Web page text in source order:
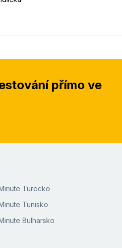
přímo ve
Turecko
Tunisko
Bulharsko